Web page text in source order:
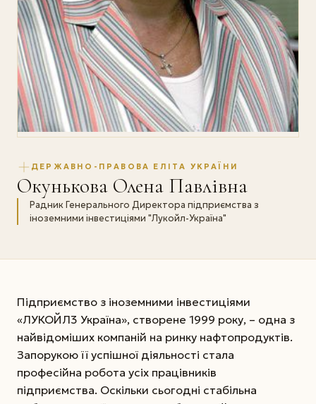
ДЕРЖАВНО-ПРАВОВА ЕЛІТА УКРАЇНИ
Окунькова Олена Павлівна
Радник Генерального Директора підприємства з
іноземними інвестиціями "Лукойл-Україна"
Підприємство з іноземними інвестиціями
«ЛУКОЙЛ3 Україна», створене 1999 року, – одна з
найвідоміших компаній на ринку нафтопродуктів.
Запорукою її успішної діяльності стала
професійна робота усіх працівників
підприємства. Оскільки сьогодні стабільна